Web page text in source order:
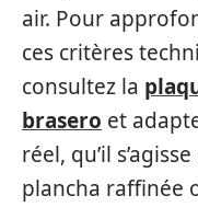
air. Pour
ces critères
consultez la
brasero et
réel, qu’il
plancha raffinée